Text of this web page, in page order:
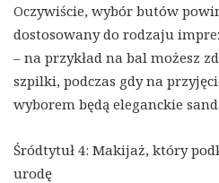
Oczywiście, wybór butów
dostosowany do rodzaju
– na przykład na bal możesz
szpilki, podczas gdy na
wyborem będą eleganckie
Śródtytuł 4: Makijaż, który
urodę